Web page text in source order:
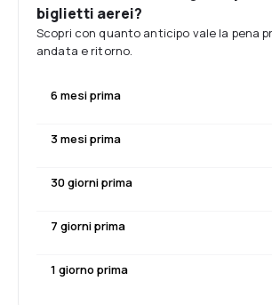
biglietti aerei?
Scopri con quanto anticipo vale la pena
andata e ritorno.
6 mesi prima
3 mesi prima
30 giorni prima
7 giorni prima
1 giorno prima